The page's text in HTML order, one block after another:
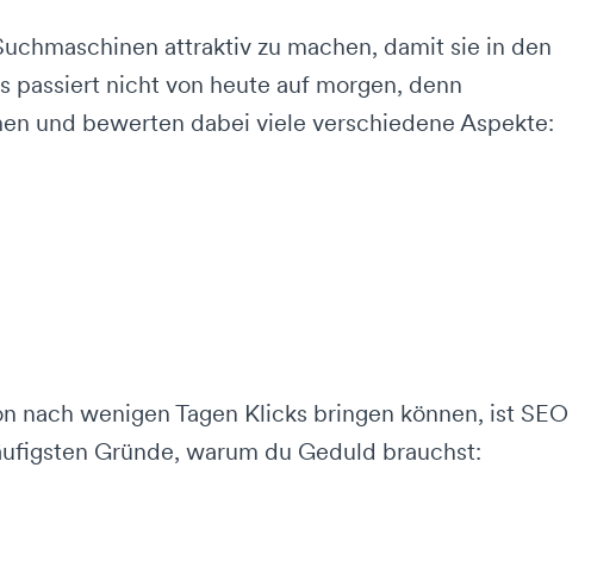
attraktiv zu machen, damit sie in den
passiert nicht von heute auf morgen, denn
und bewerten dabei viele verschiedene Aspekte:
nach wenigen Tagen Klicks bringen können, ist SEO
Gründe, warum du Geduld brauchst: